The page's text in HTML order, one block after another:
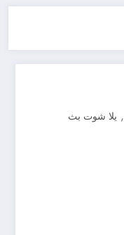
, يلا شوت بث